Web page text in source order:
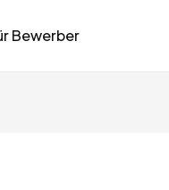
Bewerber